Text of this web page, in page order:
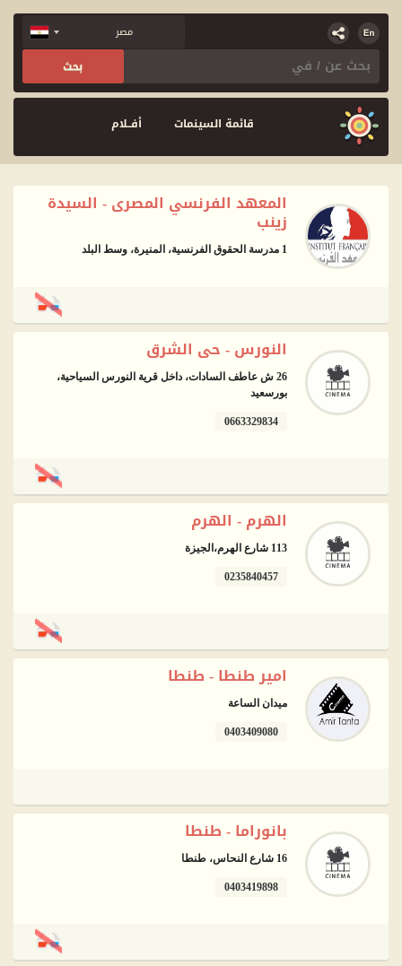
قائمة السينمات أفــلام
المعهد الفرنسي المصرى - السيدة
زينب
1 مدرسة الحقوق الفرنسية، المنيرة، وسط البلد
النورس - حى الشرق
26 ش عاطف السادات، داخل قرية النورس السياحية،
بورسعيد
0663329834
الهرم - الهرم
113 شارع الهرم،الجيزة
0235840457
امير طنطا - طنطا
ميدان الساعة
0403409080
بانوراما - طنطا
16 شارع النحاس، طنطا
0403419898